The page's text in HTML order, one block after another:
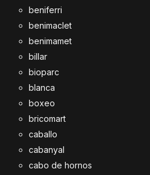
beniferri
benimaclet
benimamet
billar
bioparc
blanca
boxeo
bricomart
caballo
cabanyal
cabo de hornos